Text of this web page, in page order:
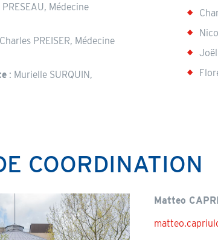
Médecine
PREISER, Médecine
: Murielle SURQUIN,
COORDINATION
Matteo